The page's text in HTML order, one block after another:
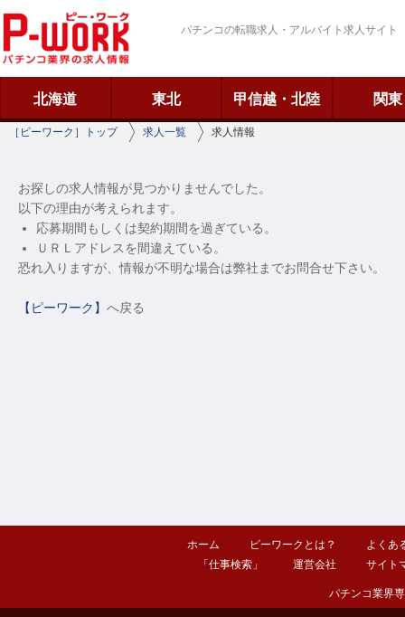
パチンコの転職求人・アルバイト求人サイト
北海道 東北 甲信越・北陸 関東
［ピーワーク］トップ 求人一覧 求人情報
お探しの求人情報が見つかりませんでした。
以下の理由が考えられます。
応募期間もしくは契約期間を過ぎている。
ＵＲＬアドレスを間違えている。
恐れ入りますが、情報が不明な場合は弊社までお問合せ下さい。
【ピーワーク】 へ戻る
ホーム ピーワークとは？
よくあ
「仕事検索」
運営会社 サイト
パチンコ業界